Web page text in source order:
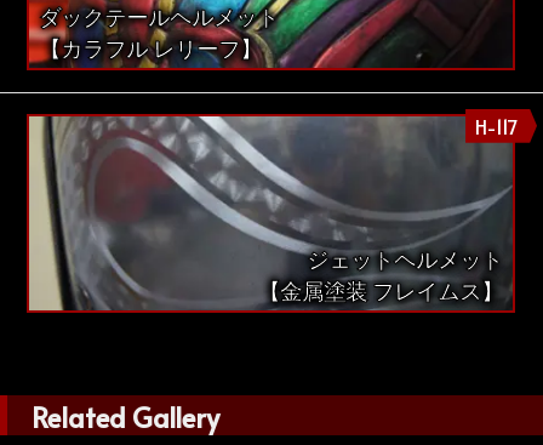
ダックテールヘルメット
【カラフル レリーフ】
H-117
ジェットヘルメット
【金属塗装 フレイムス】
Related Gallery